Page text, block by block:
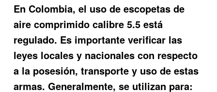
En Colombia, el uso de escopetas de
aire comprimido calibre 5.5 está
regulado. Es importante verificar las
leyes locales y nacionales con respecto
a la posesión, transporte y uso de estas
armas. Generalmente, se utilizan para: